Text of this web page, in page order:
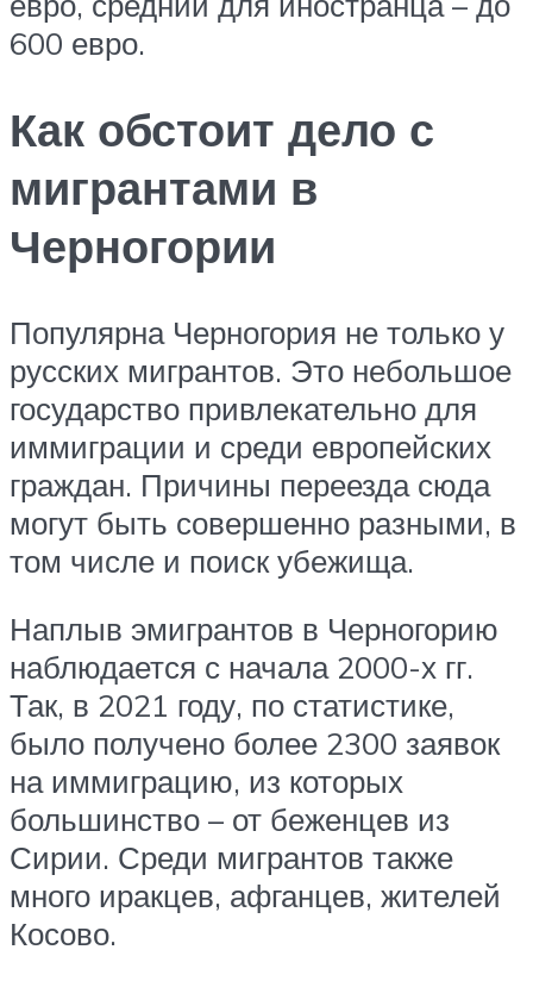
600 евро.
Как обстоит дело с
мигрантами в
Черногории
Популярна Черногория не только у
русских мигрантов. Это небольшое
государство привлекательно для
иммиграции и среди европейских
граждан. Причины переезда сюда
могут быть совершенно разными, в
том числе и поиск убежища.
Наплыв эмигрантов в Черногорию
наблюдается с начала 2000-х гг.
Так, в 2021 году, по статистике,
было получено более 2300 заявок
на иммиграцию, из которых
большинство – от беженцев из
Сирии. Среди мигрантов также
много иракцев, афганцев, жителей
Косово.